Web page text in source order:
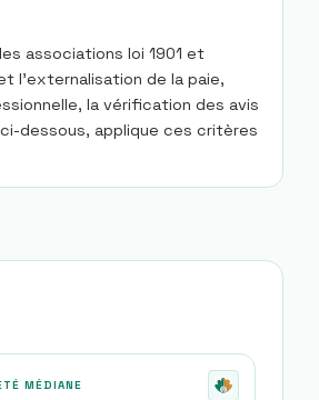
associations loi 1901 et
l’externalisation de la paie,
la vérification des avis
dessous, applique ces critères
MÉDIANE